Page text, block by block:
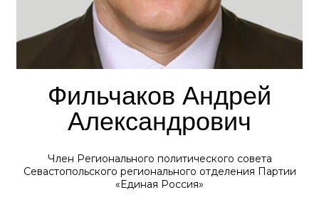
Фильчаков Андрей
Александрович
Член Регионального политического совета
Севастопольского регионального отделения Партии
«Единая Россия»